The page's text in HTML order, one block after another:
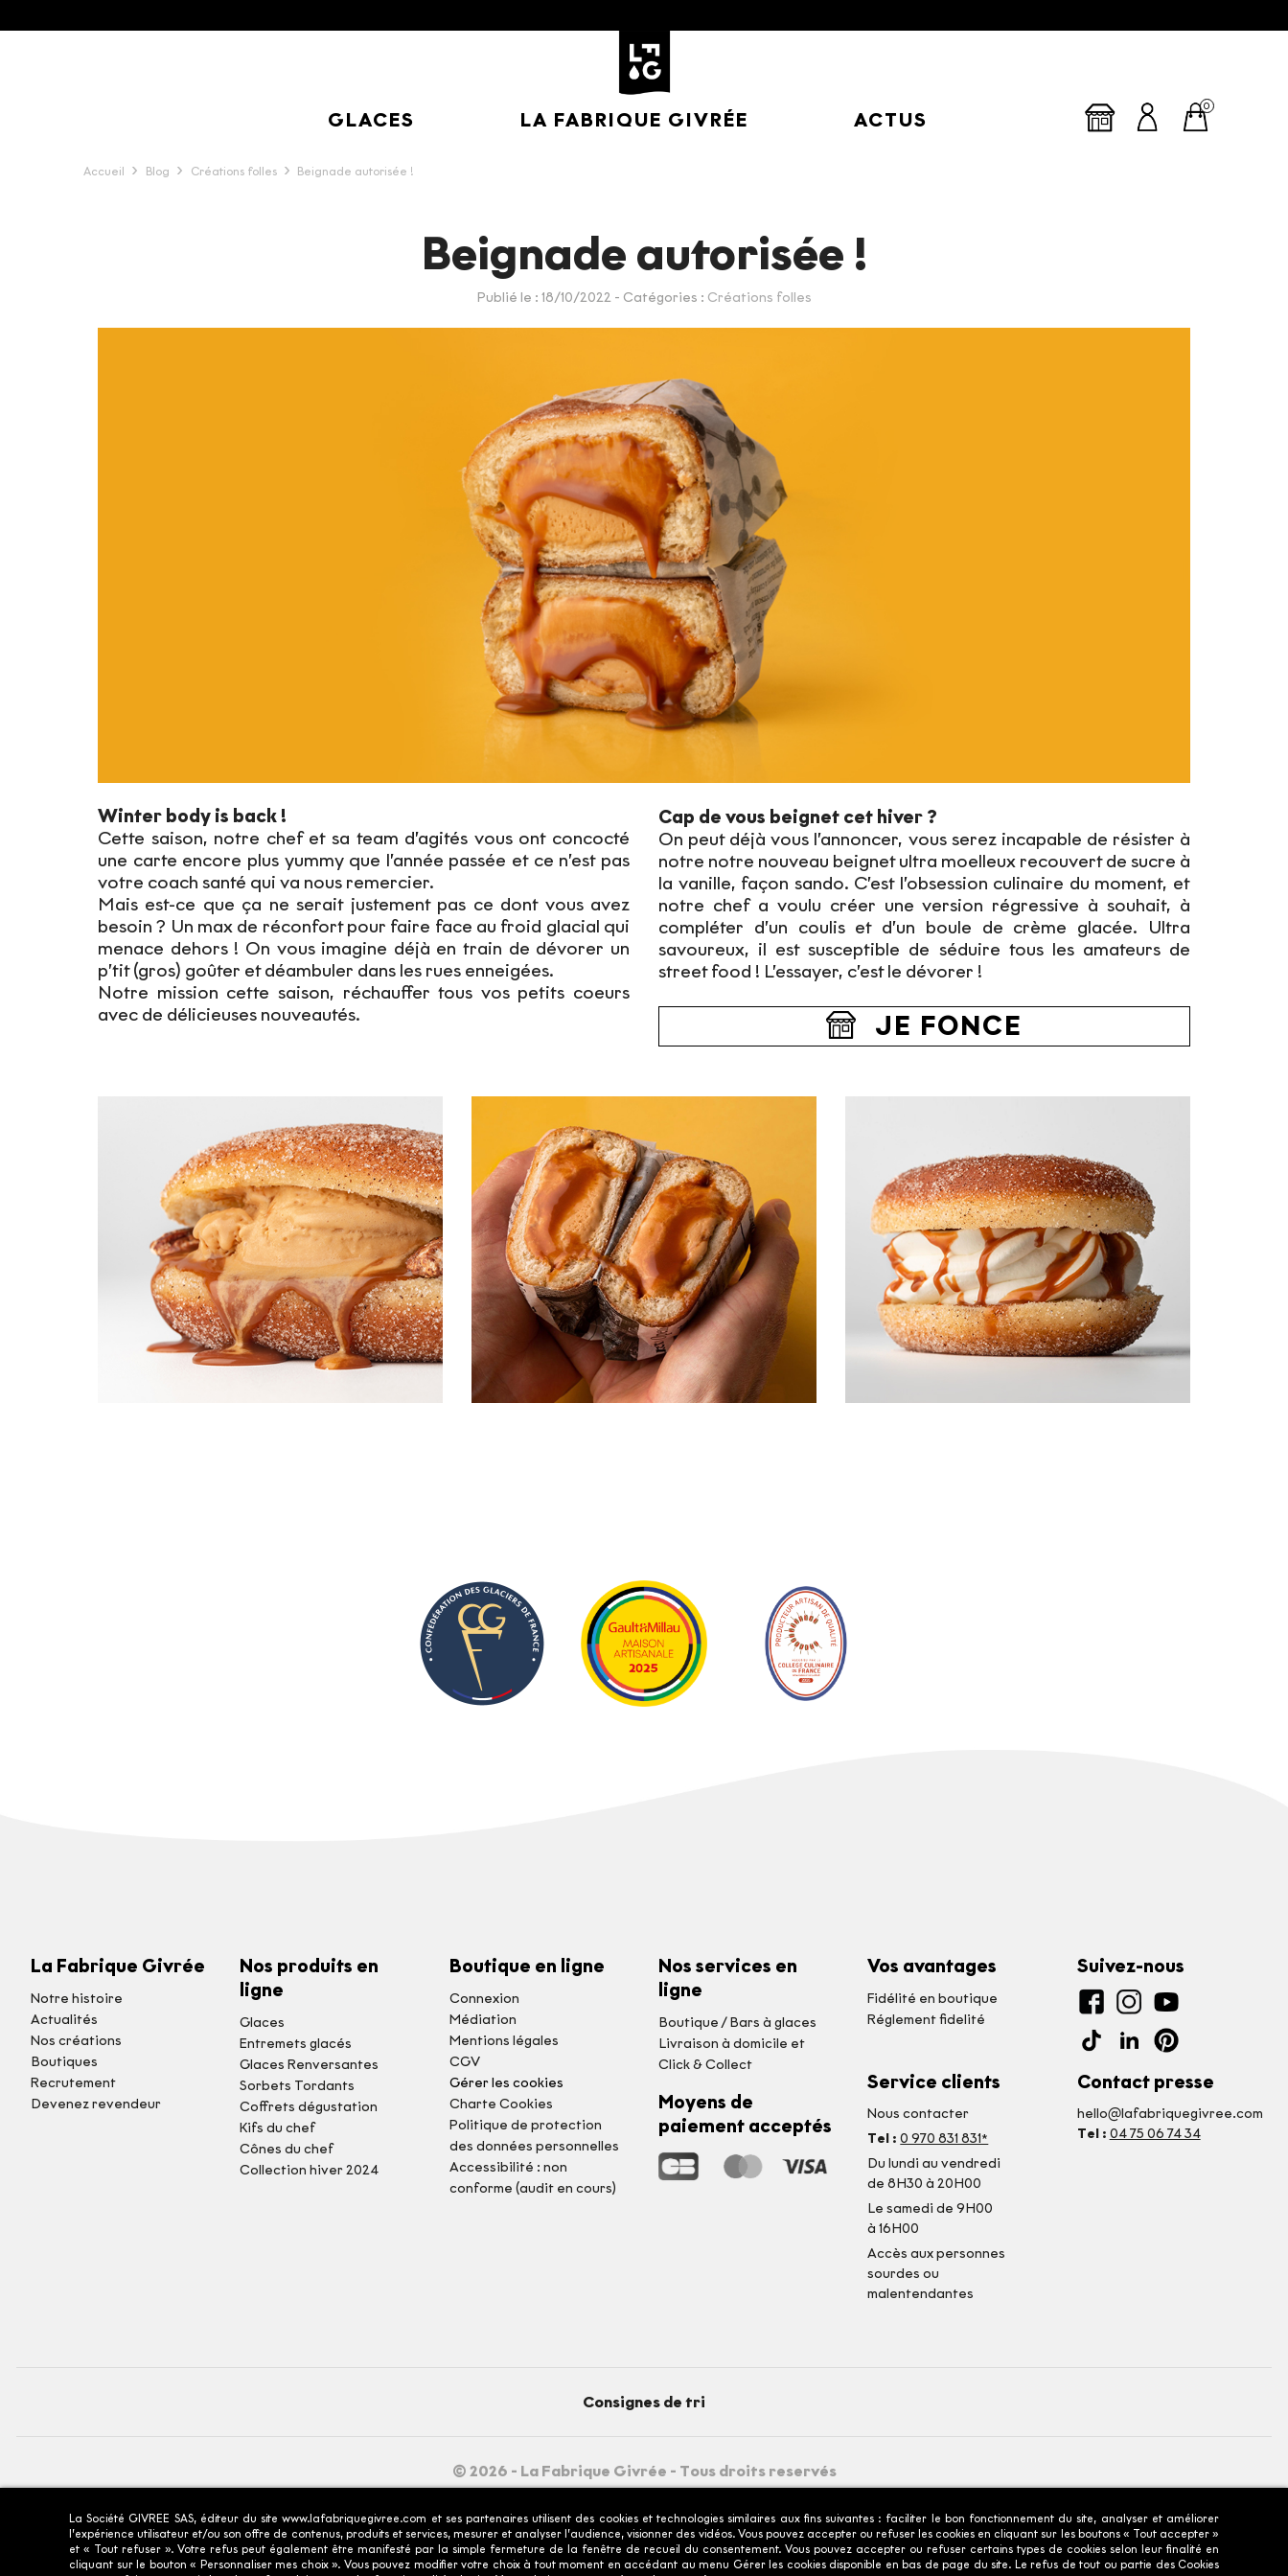
La Société GIVREE SAS, éditeur du site www.lafabriquegivree.com et ses partenaires utilisent des cookies et technologies similaires aux fins suivantes : faciliter le bon fonctionnement du site, analyser et améliorer
l’expérience utilisateur et/ou son offre de contenus, produits et services, mesurer et analyser l’audience, visionner des vidéos. Vous pouvez accepter ou refuser les cookies en cliquant sur les boutons « Tout accepter »
et « Tout refuser ». Votre refus peut également être manifesté par la simple fermeture de la fenêtre de recueil du consentement. Vous pouvez accepter ou refuser certains types de cookies selon leur finalité en
cliquant sur le bouton « Personnaliser mes choix ». Vous pouvez modifier votre choix à tout moment en accédant au menu Gérer les cookies disponible en bas de page du site. Le refus de tout ou partie des Cookies
GLACES LA FABRIQUE GIVRÉE ACTUS
0
Accueil Blog Créations folles Beignade autorisée !
Beignade autorisée !
Publié le : 18/10/2022 - Catégories : Créations folles
Winter body is back !
Cette saison, notre chef et sa team d’agités vous ont concocté
une carte encore plus yummy que l’année passée et ce n’est pas
votre coach santé qui va nous remercier.
Mais est-ce que ça ne serait justement pas ce dont vous avez
besoin ? Un max de réconfort pour faire face au froid glacial qui
menace dehors ! On vous imagine déjà en train de dévorer un
p’tit (gros) goûter et déambuler dans les rues enneigées.
Notre mission cette saison, réchauffer tous vos petits coeurs
avec de délicieuses nouveautés.
Cap de vous beignet cet hiver ?
On peut déjà vous l’annoncer, vous serez incapable de résister à
notre notre nouveau beignet ultra moelleux recouvert de sucre à
la vanille, façon sando. C’est l’obsession culinaire du moment, et
notre chef a voulu créer une version régressive à souhait, à
compléter d’un coulis et d’un boule de crème glacée. Ultra
savoureux, il est susceptible de séduire tous les amateurs de
street food ! L’essayer, c’est le dévorer !
JE FONCE
La Fabrique Givrée
Notre histoire
Actualités
Nos créations
Boutiques
Recrutement
Devenez revendeur
Nos produits en
ligne
Glaces
Entremets glacés
Glaces Renversantes
Sorbets Tordants
Coffrets dégustation
Kifs du chef
Cônes du chef
Collection hiver 2024
Boutique en ligne
Connexion
Médiation
Mentions légales
CGV
Gérer les cookies
Charte Cookies
Politique de protection
des données personnelles
Accessibilité : non
conforme (audit en cours)
Nos services en
ligne
Boutique / Bars à glaces
Livraison à domicile et
Click & Collect
Moyens de
paiement acceptés
Vos avantages
Fidélité en boutique
Réglement fidelité
Service clients
Nous contacter
Tel :0 970 831 831*
Du lundi au vendredi
de 8H30 à 20H00
Le samedi de 9H00
à 16H00
Accès aux personnes
sourdes ou
malentendantes
Suivez-nous
Contact presse
hello@lafabriquegivree.com
Tel : 04 75 06 74 34
Consignes de tri
© 2026 - La Fabrique Givrée - Tous droits reservés
*Depuis la France : prix d'un appel local : tarifs selon opérateurs.